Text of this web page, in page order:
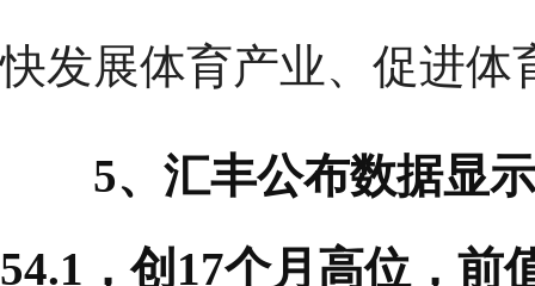
快发展体育产业、促进体
5、汇丰公布数据显
54.1，创17个月高位，前